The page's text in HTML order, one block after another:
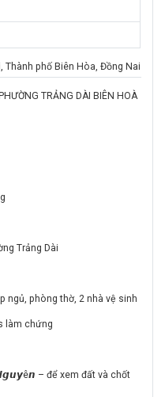
Thành phố Biên Hòa, Đồng Nai
TRẢNG DÀI BIÊN HOÀ
Trảng Dài
ngủ, phòng thờ, 2 nhà vệ sinh
làm chứng
– để xem đất và chốt